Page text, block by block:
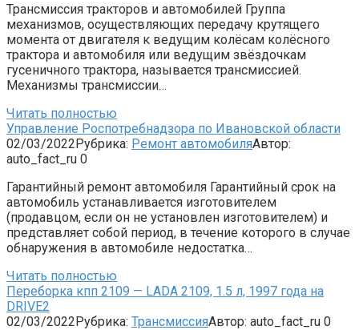
Трансмиссия тракторов и автомобилей Группа
механизмов, осуществляющих передачу крутящего
момента от двигателя к ведущим колёсам колёсного
трактора и автомобиля или ведущим звёздочкам
гусеничного трактора, называется трансмиссией.
Механизмы трансмиссии…
Читать полностью
Управление Роспотребнадзора по Ивановской области
02/03/2022Рубрика: Ремонт автомобиляАвтор:
auto_fact_ru 0
Гарантийный ремонт автомобиля Гарантийный срок на
автомобиль устанавливается изготовителем
(продавцом, если он не установлен изготовителем) и
представляет собой период, в течение которого в случае
обнаружения в автомобиле недостатка…
Читать полностью
Переборка кпп 2109 — LADA 2109, 1.5 л, 1997 года на
DRIVE2
02/03/2022Рубрика: ТрансмиссияАвтор: auto_fact_ru 0